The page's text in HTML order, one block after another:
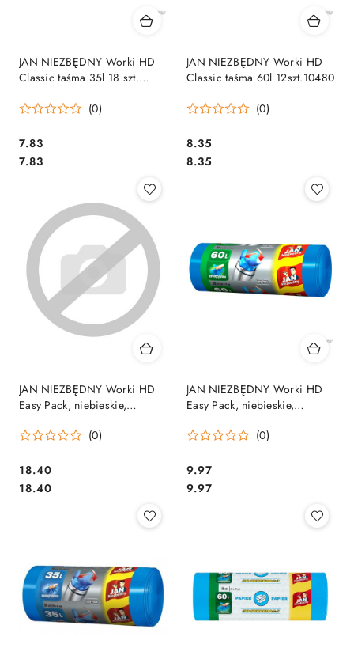
JAN NIEZBĘDNY Worki HD
Classic taśma 35l 18 szt.
(0)
Cena:
7.83
Cena:
7.83
JAN NIEZBĘDNY Worki HD
Classic taśma 60l 12szt.10480
(0)
Cena:
8.35
Cena:
8.35
JAN NIEZBĘDNY Worki HD
Easy Pack, niebieskie,
(0)
Cena:
18.40
Cena:
18.40
JAN NIEZBĘDNY Worki HD
Easy Pack, niebieskie,
(0)
Cena:
9.97
Cena:
9.97